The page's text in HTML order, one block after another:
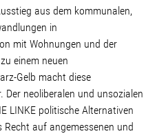
aus dem kommunalen,
in
mit Wohnungen und der
einem neuen
Gelb macht diese
neoliberalen und unsozialen
LINKE politische Alternativen
auf angemessenen und